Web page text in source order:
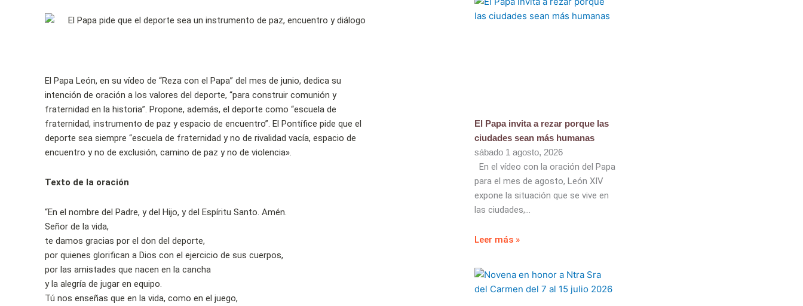
El Papa León, en su vídeo de “Reza con el Papa” del mes de junio, dedica su
intención de oración a los valores del deporte, “para construir comunión y
fraternidad en la historia”. Propone, además, el deporte como “escuela de
fraternidad, instrumento de paz y espacio de encuentro”. El Pontífice pide que el
deporte sea siempre “escuela de fraternidad y no de rivalidad vacía, espacio de
encuentro y no de exclusión, camino de paz y no de violencia».
Texto de la oración
“En el nombre del Padre, y del Hijo, y del Espíritu Santo. Amén.
Señor de la vida,
te damos gracias por el don del deporte,
por quienes glorifican a Dios con el ejercicio de sus cuerpos,
por las amistades que nacen en la cancha
y la alegría de jugar en equipo.
Tú nos enseñas que en la vida, como en el juego,
El Papa invita a rezar porque las
ciudades sean más humanas
sábado 1 agosto, 2026
En el vídeo con la oración del Papa
para el mes de agosto, León XIV
expone la situación que se vive en
las ciudades,
Leer más »